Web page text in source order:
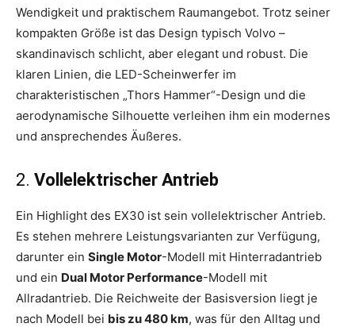
Wendigkeit und praktischem Raumangebot. Trotz seiner
kompakten Größe ist das Design typisch Volvo –
skandinavisch schlicht, aber elegant und robust. Die
klaren Linien, die LED-Scheinwerfer im
charakteristischen „Thors Hammer“-Design und die
aerodynamische Silhouette verleihen ihm ein modernes
und ansprechendes Äußeres.
2. Vollelektrischer Antrieb
Ein Highlight des EX30 ist sein vollelektrischer Antrieb.
Es stehen mehrere Leistungsvarianten zur Verfügung,
darunter ein Single Motor-Modell mit Hinterradantrieb
und ein Dual Motor Performance-Modell mit
Allradantrieb. Die Reichweite der Basisversion liegt je
nach Modell bei bis zu 480 km, was für den Alltag und